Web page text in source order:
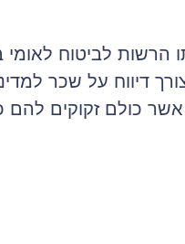
דיווח על שכר
כולם זקוקים להם